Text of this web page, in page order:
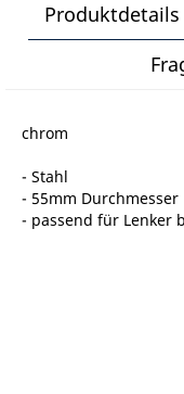
Produktdetails
chrom
- Stahl
- 55mm Durchmesser
- passend für Lenker